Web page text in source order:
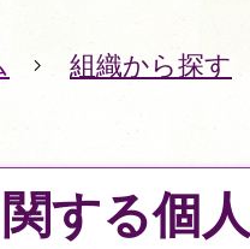
組織から探す
する個